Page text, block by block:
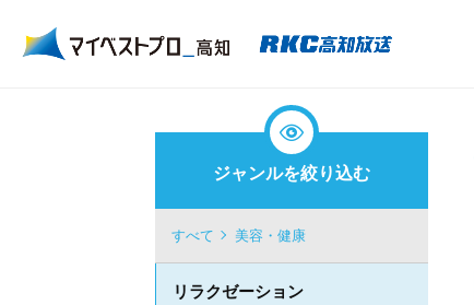
ジャンルを絞り込む
すべて 美容・健康
リラクゼーション